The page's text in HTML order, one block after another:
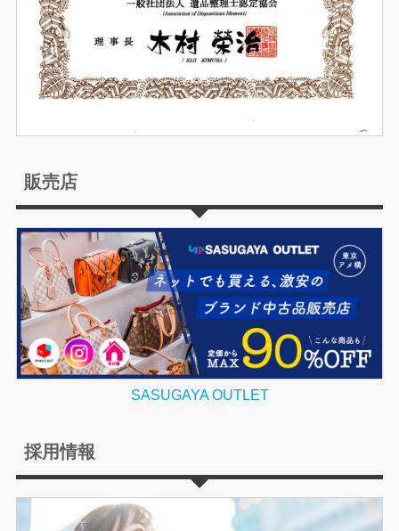
販売店
SASUGAYA OUTLET
採用情報